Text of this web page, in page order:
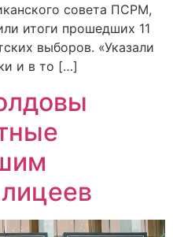
совета ПСРМ,
итоги прошедших 11
выборов. «Указали
и в то […]